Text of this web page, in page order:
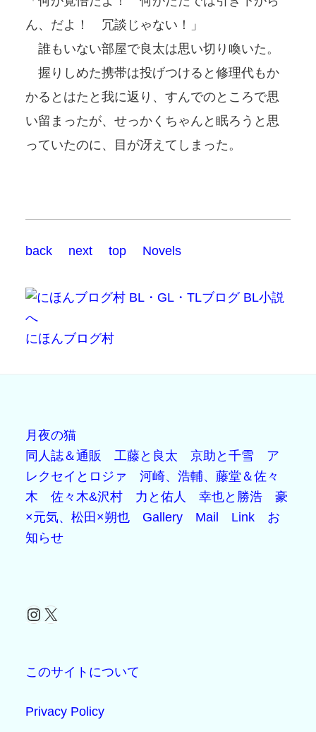
ん、だよ！ 冗談じゃない！」
誰もいない部屋で良太は思い切り喚いた。
握りしめた携帯は投げつけると修理代もか
かるとはたと我に返り、すんでのところで思
い留まったが、せっかくちゃんと眠ろうと思
っていたのに、目が冴えてしまった。
back next top Novels
にほんブログ村
月夜の猫
同人誌＆通販
工藤と良太 京助と千雪
ア
レクセイとロジァ
河崎、浩輔、藤堂＆佐々
木
佐々木&沢村 力と佑人 幸也と勝浩
豪
×元気、松田×朔也
Gallery Mail Link
お
知らせ
Instagram
X
このサイトについて
Privacy Policy